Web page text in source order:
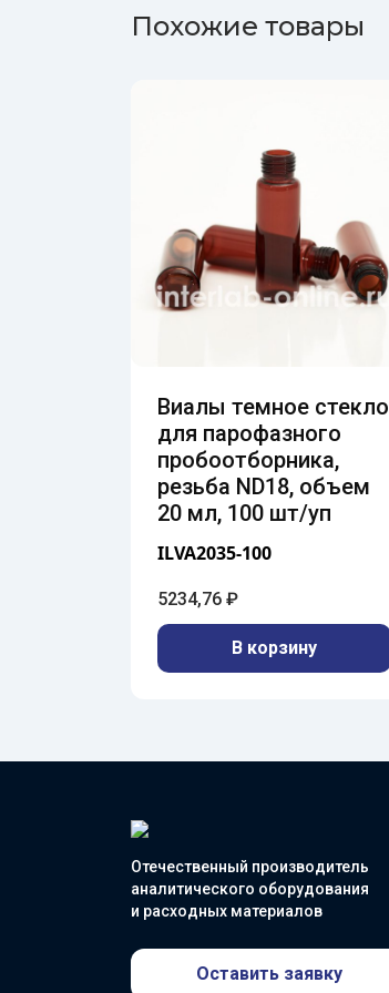
Похожие товары
Виалы темное стекло
для парофазного
пробоотборника,
резьба ND18, объем
20 мл, 100 шт/уп
ILVA2035-100
5234,76 ₽
В корзину
Отечественный производитель
аналитического оборудования
и расходных материалов
Оставить заявку